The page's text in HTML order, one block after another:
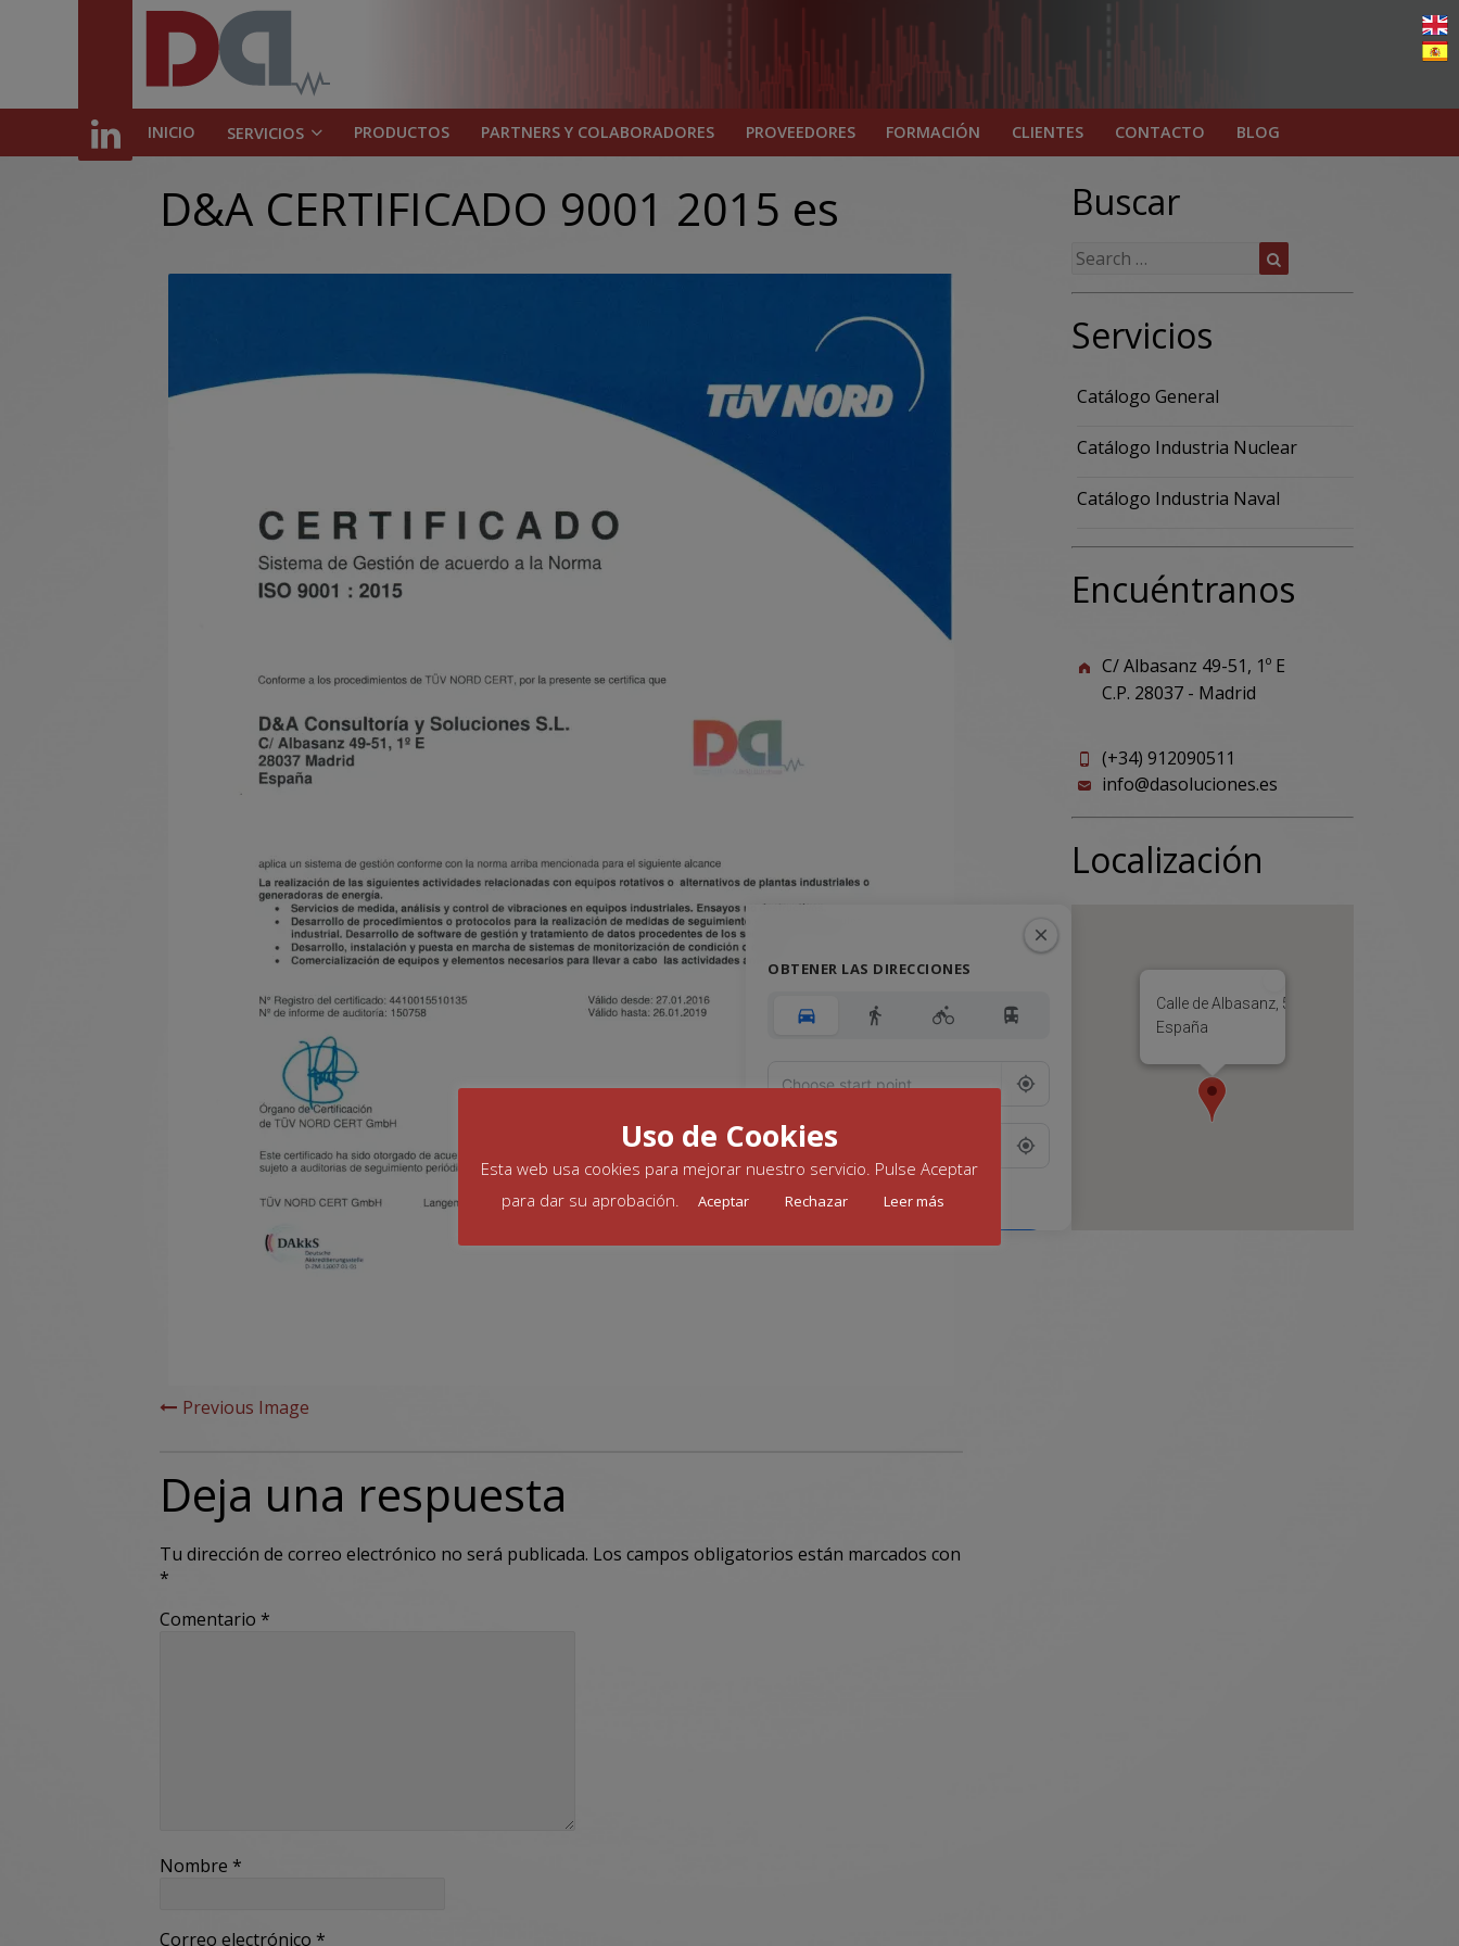
INICIO SERVICIOS PRODUCTOS PARTNERS Y COLABORADORES PROVEEDORES FORMACIÓN CLIENTES CONTACTO BLOG
D&A CERTIFICADO 9001 2015 es
Previous Image
Deja una respuesta
Tu dirección de correo electrónico no será publicada. Los campos obligatorios están marcados con
*
Comentario *
Nombre *
Correo electrónico *
Buscar
Search
Servicios
Catálogo General
Catálogo Industria Nuclear
Catálogo Industria Naval
Encuéntranos
C/ Albasanz 49-51, 1º E
C.P. 28037 - Madrid
(+34) 912090511
info@dasoluciones.es
Localización
OBTENER LAS DIRECCIONES
Add Waypoint
Route Options Go
Calle de Albasanz, 51, 28037 Madrid,
España
Uso de Cookies
Esta web usa cookies para mejorar nuestro servicio. Pulse Aceptar
para dar su aprobación.
Aceptar Rechazar Leer más